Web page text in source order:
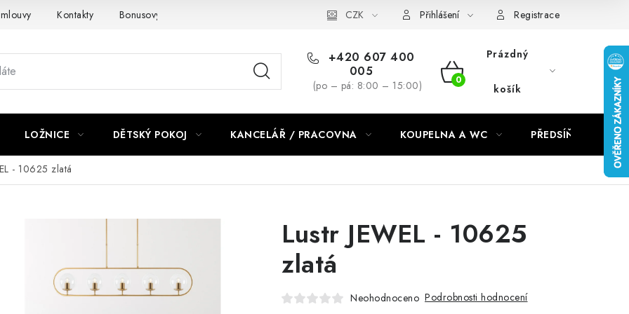
Kontakty Bonusový program NBM+ CZK Přihlášení Registrace
+420 607 400
005
(po – pá: 8:00 – 15:00)
NÁKUPNÍ
Prázdný
košík
LOŽNICE DĚTSKÝ POKOJ KANCELÁŘ / PRACOVNA KOUPELNA A WC PŘEDSÍŇ
- 10625 zlatá
Lustr JEWEL - 10625
zlatá
Neohodnoceno Podrobnosti hodnocení